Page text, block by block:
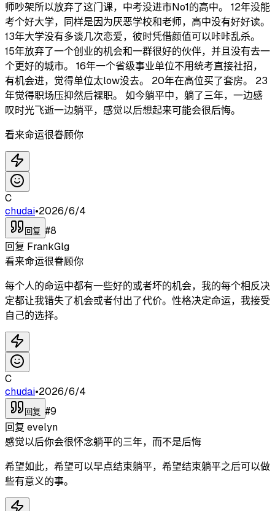
师吵架所以放弃了这门课，中考没进市No1的高中。 12年没能
考个好大学，同样是因为厌恶学校和老师，高中没有好好读。
13年大学没有多谈几次恋爱，彼时凭借颜值可以咔咔乱杀。
15年放弃了一个创业的机会和一群很好的伙伴，并且没有去一
个更好的城市。 16年一个省级事业单位不用统考直接社招，
有机会进，觉得单位太low没去。 20年在高位买了套房。 23
年觉得职场压抑然后裸职。 如今躺平中，躺了三年，一边感
叹时光飞逝一边躺平，感觉以后想起来可能会很后悔。
看来命运很眷顾你
C
chudai•2026/6/4
回复 #8
回复 FrankGlg
看来命运很眷顾你
每个人的命运中都有一些好的或者坏的机会，我的每个相反决
定都让我错失了机会或者付出了代价。性格决定命运，我接受
自己的选择。
C
chudai•2026/6/4
回复 #9
回复 evelyn
感觉以后你会很怀念躺平的三年，而不是后悔
希望如此，希望可以早点结束躺平，希望结束躺平之后可以做
些有意义的事。